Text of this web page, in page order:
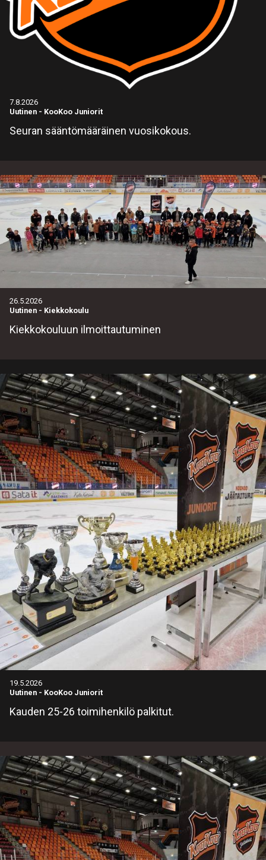
7.8.2026
Uutinen - KooKoo Juniorit
Seuran sääntömääräinen vuosikokous.
26.5.2026
Uutinen - Kiekkokoulu
Kiekkokouluun ilmoittautuminen
19.5.2026
Uutinen - KooKoo Juniorit
Kauden 25-26 toimihenkilö palkitut.